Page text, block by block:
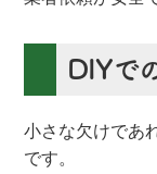
DIYで
小さな欠けであ
です。